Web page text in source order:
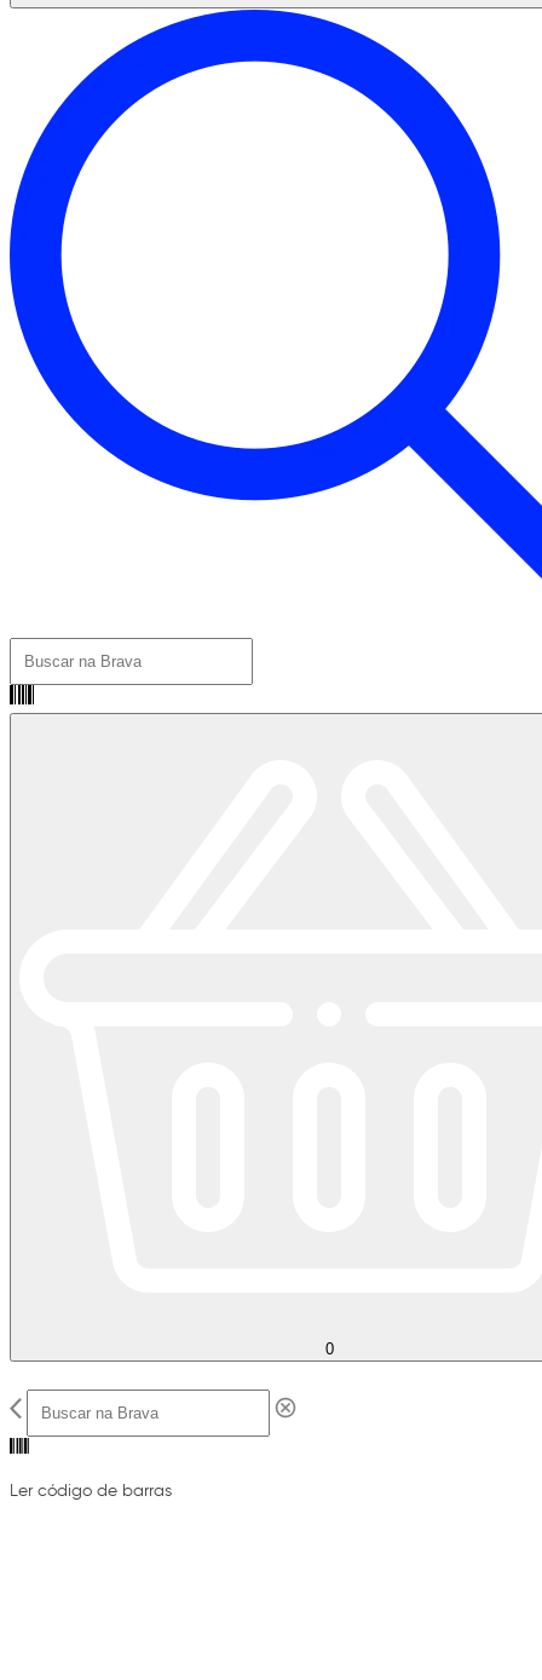
0
Ler código de barras